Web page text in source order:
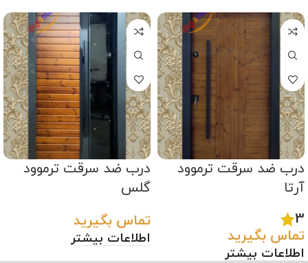
درب ضد سرقت ترموود
آرتا
3
تماس بگیرید
اطلاعات بیشتر
درب ضد سرقت ترموود
گلس
تماس بگیرید
اطلاعات بیشتر